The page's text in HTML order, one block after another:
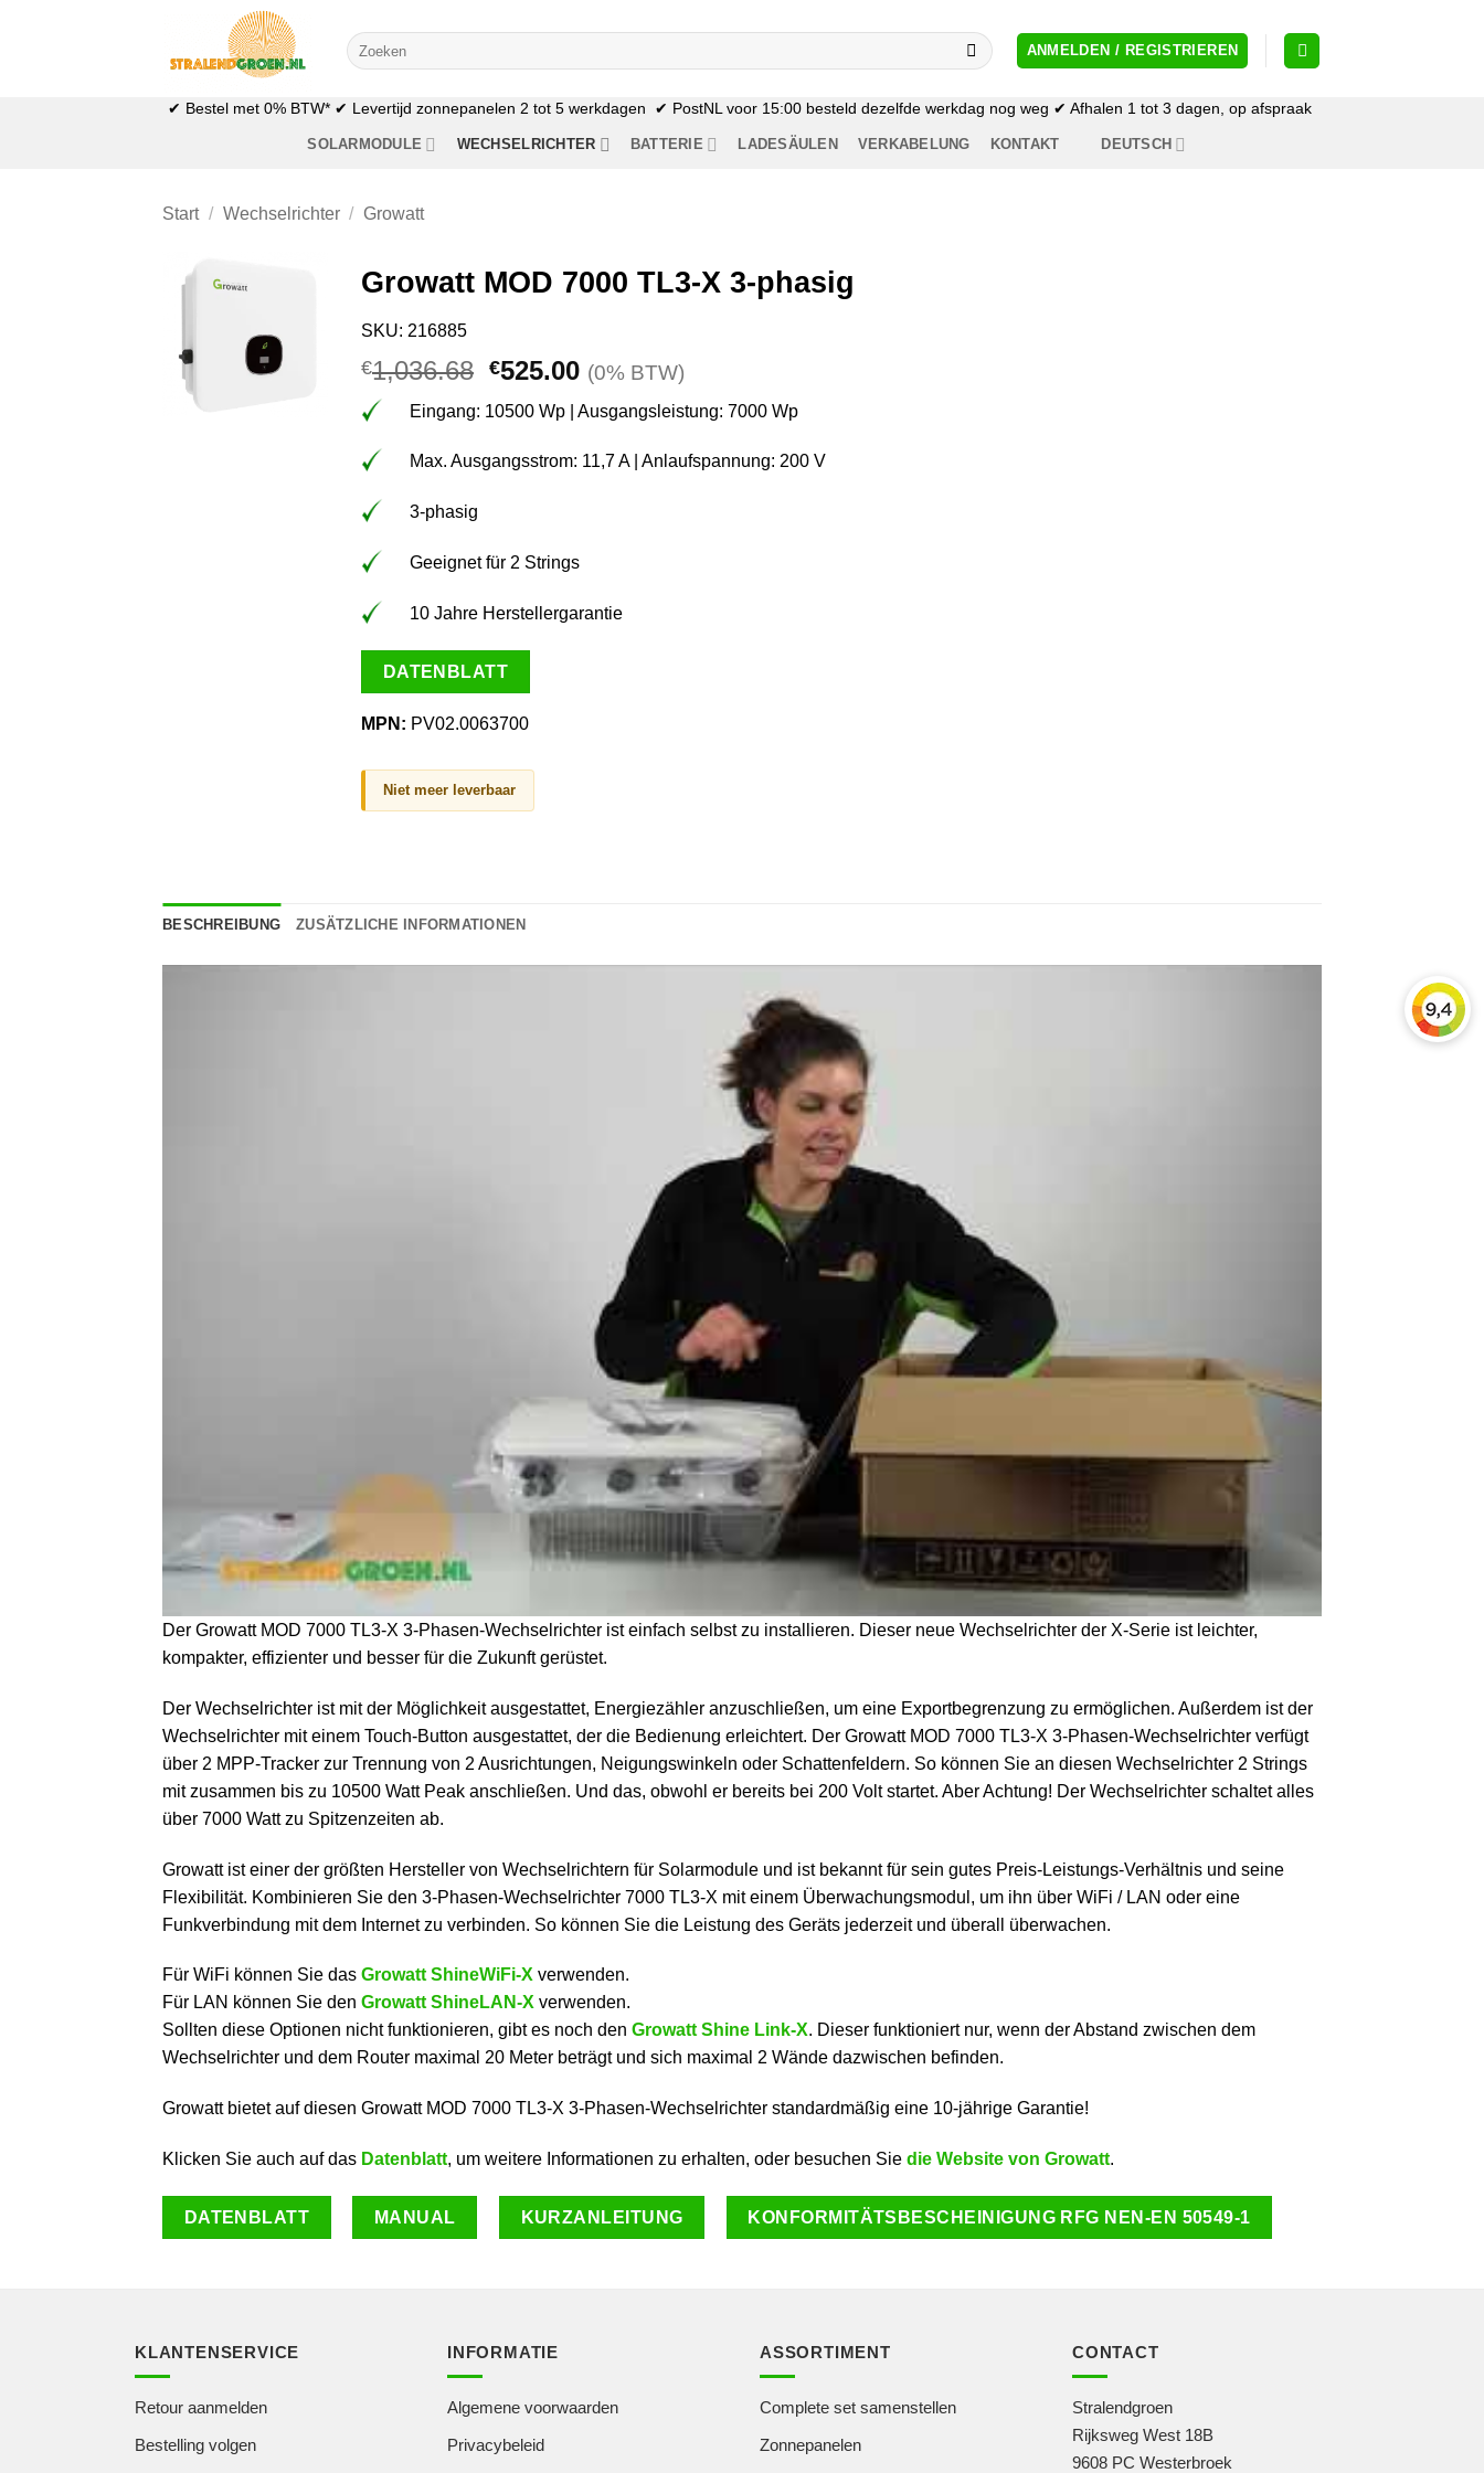
Suchen
nach:
ANMELDEN / REGISTRIEREN
✔ Bestel met 0% BTW* ✔ Levertijd zonnepanelen 2 tot 5 werkdagen ✔ PostNL voor 15:00 besteld dezelfde werkdag nog weg ✔ Afhalen 1 tot 3 dagen, op afspraak
SOLARMODULE WECHSELRICHTER BATTERIE LADESÄULEN VERKABELUNG KONTAKT DEUTSCH
Start / Wechselrichter / Growatt
Growatt MOD 7000 TL3-X 3-phasig
SKU: 216885
€1,036.68 Ursprünglicher
war:
€1,036.68
€525.00Aktueller
ist:
€525.00.
(0% BTW)
Eingang: 10500 Wp | Ausgangsleistung: 7000 Wp
Max. Ausgangsstrom: 11,7 A | Anlaufspannung: 200 V
3-phasig
Geeignet für 2 Strings
10 Jahre Herstellergarantie
DATENBLATT
MPN: PV02.0063700
Niet meer leverbaar
BESCHREIBUNG ZUSÄTZLICHE INFORMATIONEN
Der Growatt MOD 7000 TL3-X 3-Phasen-Wechselrichter ist einfach selbst zu installieren. Dieser neue Wechselrichter der X-Serie ist leichter,
kompakter, effizienter und besser für die Zukunft gerüstet.
Der Wechselrichter ist mit der Möglichkeit ausgestattet, Energiezähler anzuschließen, um eine Exportbegrenzung zu ermöglichen. Außerdem ist der
Wechselrichter mit einem Touch-Button ausgestattet, der die Bedienung erleichtert. Der Growatt MOD 7000 TL3-X 3-Phasen-Wechselrichter verfügt
über 2 MPP-Tracker zur Trennung von 2 Ausrichtungen, Neigungswinkeln oder Schattenfeldern. So können Sie an diesen Wechselrichter 2 Strings
mit zusammen bis zu 10500 Watt Peak anschließen. Und das, obwohl er bereits bei 200 Volt startet. Aber Achtung! Der Wechselrichter schaltet alles
über 7000 Watt zu Spitzenzeiten ab.
Growatt ist einer der größten Hersteller von Wechselrichtern für Solarmodule und ist bekannt für sein gutes Preis-Leistungs-Verhältnis und seine
Flexibilität. Kombinieren Sie den 3-Phasen-Wechselrichter 7000 TL3-X mit einem Überwachungsmodul, um ihn über WiFi / LAN oder eine
Funkverbindung mit dem Internet zu verbinden. So können Sie die Leistung des Geräts jederzeit und überall überwachen.
Für WiFi können Sie das Growatt ShineWiFi-X verwenden.
Für LAN können Sie den Growatt ShineLAN-X verwenden.
Sollten diese Optionen nicht funktionieren, gibt es noch den Growatt Shine Link-X. Dieser funktioniert nur, wenn der Abstand zwischen dem
Wechselrichter und dem Router maximal 20 Meter beträgt und sich maximal 2 Wände dazwischen befinden.
Growatt bietet auf diesen Growatt MOD 7000 TL3-X 3-Phasen-Wechselrichter standardmäßig eine 10-jährige Garantie!
Klicken Sie auch auf das Datenblatt, um weitere Informationen zu erhalten, oder besuchen Sie die Website von Growatt.
DATENBLATT MANUAL KURZANLEITUNG KONFORMITÄTSBESCHEINIGUNG RFG NEN-EN 50549-1
KLANTENSERVICE
Retour aanmelden
Bestelling volgen
INFORMATIE
Algemene voorwaarden
Privacybeleid
ASSORTIMENT
Complete set samenstellen
Zonnepanelen
CONTACT
Stralendgroen
Rijksweg West 18B
9608 PC Westerbroek